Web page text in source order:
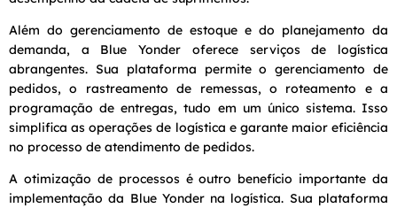
Além do gerenciamento de estoque e do planejamento da
demanda, a Blue Yonder oferece serviços de logística
abrangentes. Sua plataforma permite o gerenciamento de
pedidos, o rastreamento de remessas, o roteamento e a
programação de entregas, tudo em um único sistema. Isso
simplifica as operações de logística e garante maior eficiência
no processo de atendimento de pedidos.
A otimização de processos é outro benefício importante da
implementação da Blue Yonder na logística. Sua plataforma